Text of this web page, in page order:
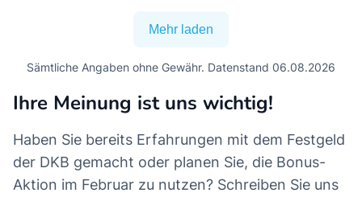
Mehr laden
Sämtliche Angaben ohne Gewähr. Datenstand 06.08.2026
Ihre Meinung ist uns wichtig!
Haben Sie bereits Erfahrungen mit dem Festgeld
der DKB gemacht oder planen Sie, die Bonus-
Aktion im Februar zu nutzen? Schreiben Sie uns